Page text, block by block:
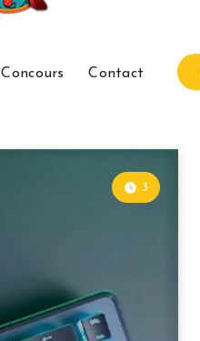
Concours Contact
3